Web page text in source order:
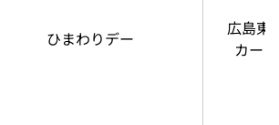
ひまわりデー
広島東
カープ